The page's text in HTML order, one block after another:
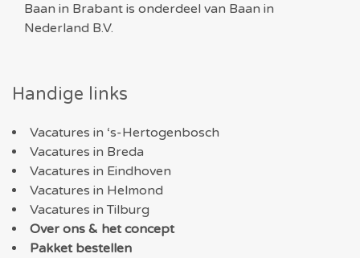
Baan in Brabant is onderdeel van Baan in
Nederland B.V.
Handige links
Vacatures in ‘s-Hertogenbosch
Vacatures in Breda
Vacatures in Eindhoven
Vacatures in Helmond
Vacatures in Tilburg
Over ons & het concept
Pakket bestellen